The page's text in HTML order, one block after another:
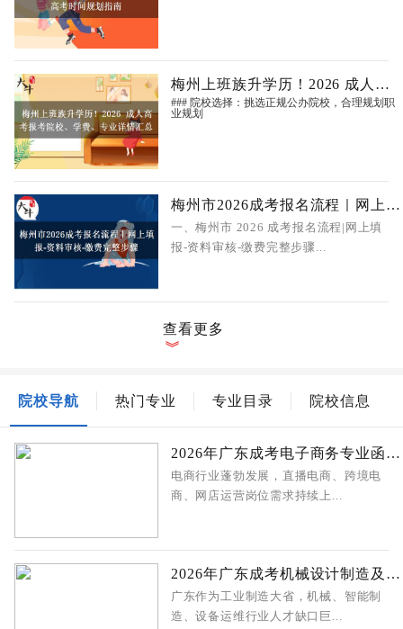
梅州上班族升学历！2026 成人高考报考
### 院校选择：挑选正规公办院校，合理规划职
业规划
梅州市2026成考报名流程｜网上填报‑
一、梅州市 2026 成考报名流程|网上填
报‑资料审核‑缴费完整步骤...
查看更多
院校导航 热门专业 专业目录 院校信息
2026年广东成考电子商务专业函授站报
电商行业蓬勃发展，直播电商、跨境电
商、网店运营岗位需求持续上...
2026年广东成考机械设计制造及其自动
广东作为工业制造大省，机械、智能制
造、设备运维行业人才缺口巨...